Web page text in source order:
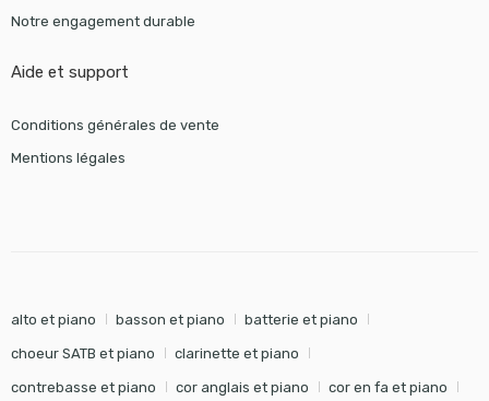
Notre engagement durable
Aide et support
Conditions générales de vente
Mentions légales
alto et piano basson et piano batterie et piano
choeur SATB et piano clarinette et piano
contrebasse et piano cor anglais et piano cor en fa et piano